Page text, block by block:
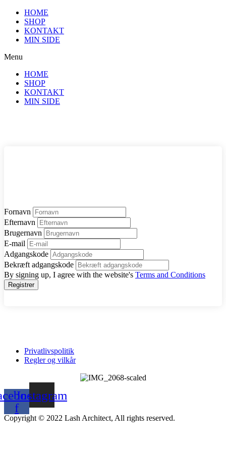
Videre
indhold
HOME
SHOP
KONTAKT
MIN SIDE
Menu
HOME
SHOP
KONTAKT
MIN SIDE
Fornavn
Efternavn
Brugernavn
E-mail
Adgangskode
Bekræft adgangskode
By signing up, I agree with the website's Terms and Conditions
Registrer
Privatlivspolitik
Regler og vilkår
f
Instagram
Copyright © 2022 Lash Architect, All rights reserved.